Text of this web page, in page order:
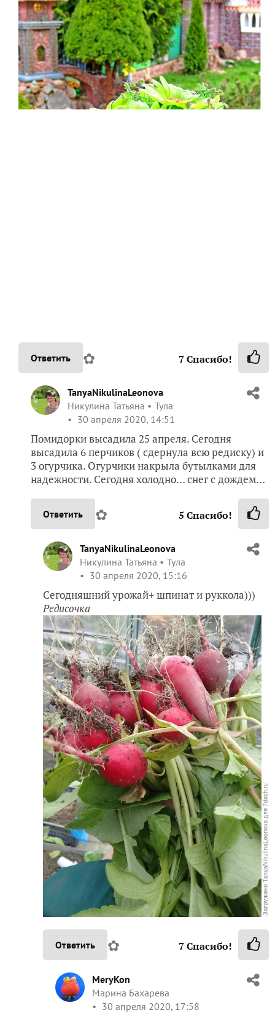
Ответить ✿ 7Спасибо!
TanyaNikulinaLeonova
Никулина Татьяна
Тула
30 апреля 2020, 14:51
Помидорки высадила 25 апреля. Сегодня
высадила 6 перчиков ( сдернула всю редиску) и
3 огурчика. Огурчики накрыла бутылками для
надежности. Сегодня холодно… снег с дождем…
Ответить ✿ 5 Спасибо!
TanyaNikulinaLeonova
Никулина Татьяна
Тула
30 апреля 2020, 15:16
Сегодняшний урожай+ шпинат и руккола)))
Редисочка
Ответить ✿ 7Спасибо!
MeryKon
Марина Бахарева
30 апреля 2020, 17:58